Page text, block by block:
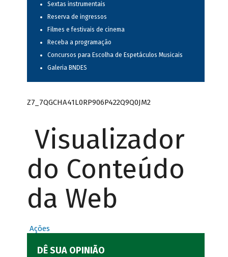
Sextas instrumentais
Reserva de ingressos
Filmes e festivais de cinema
Receba a programação
Concursos para Escolha de Espetáculos Musicais
Galeria BNDES
Z7_7QGCHA41L0RP906P422Q9Q0JM2
Visualizador
do Conteúdo
da Web
Ações
DÊ SUA OPINIÃO